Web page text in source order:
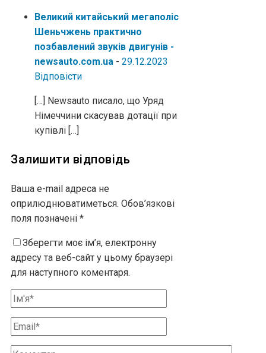
Великий китайський мегаполіс
Шеньчжень практично
позбавлений звуків двигунів -
newsauto.com.ua - 29.12.2023
Відповіcти
[…] Newsauto писало, що Уряд
Німеччини скасував дотації при
купівлі […]
Залишити відповідь
Ваша e-mail адреса не
оприлюднюватиметься. Обов’язкові
поля позначені *
Зберегти моє ім’я, електронну
адресу та веб-сайт у цьому браузері
для наступного коментаря.